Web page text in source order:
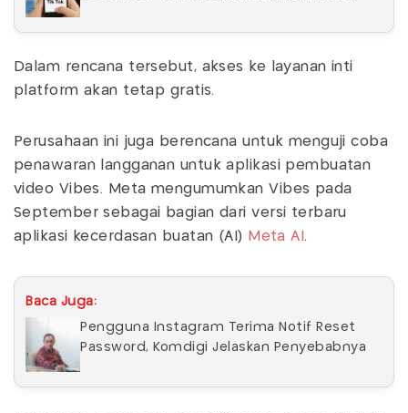
Dalam rencana tersebut, akses ke layanan inti
platform akan tetap gratis.
Perusahaan ini juga berencana untuk menguji coba
penawaran langganan untuk aplikasi pembuatan
video Vibes. Meta mengumumkan Vibes pada
September sebagai bagian dari versi terbaru
aplikasi kecerdasan buatan (AI) Meta AI .
Baca Juga:
Pengguna Instagram Terima Notif Reset
Password, Komdigi Jelaskan Penyebabnya